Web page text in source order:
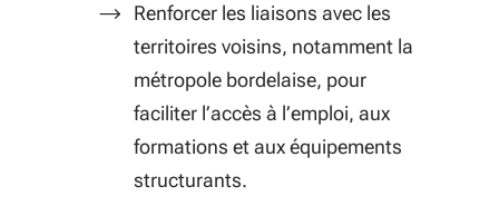
Renforcer les liaisons avec les
territoires voisins, notamment la
métropole bordelaise, pour
faciliter l’accès à l’emploi, aux
formations et aux équipements
structurants.